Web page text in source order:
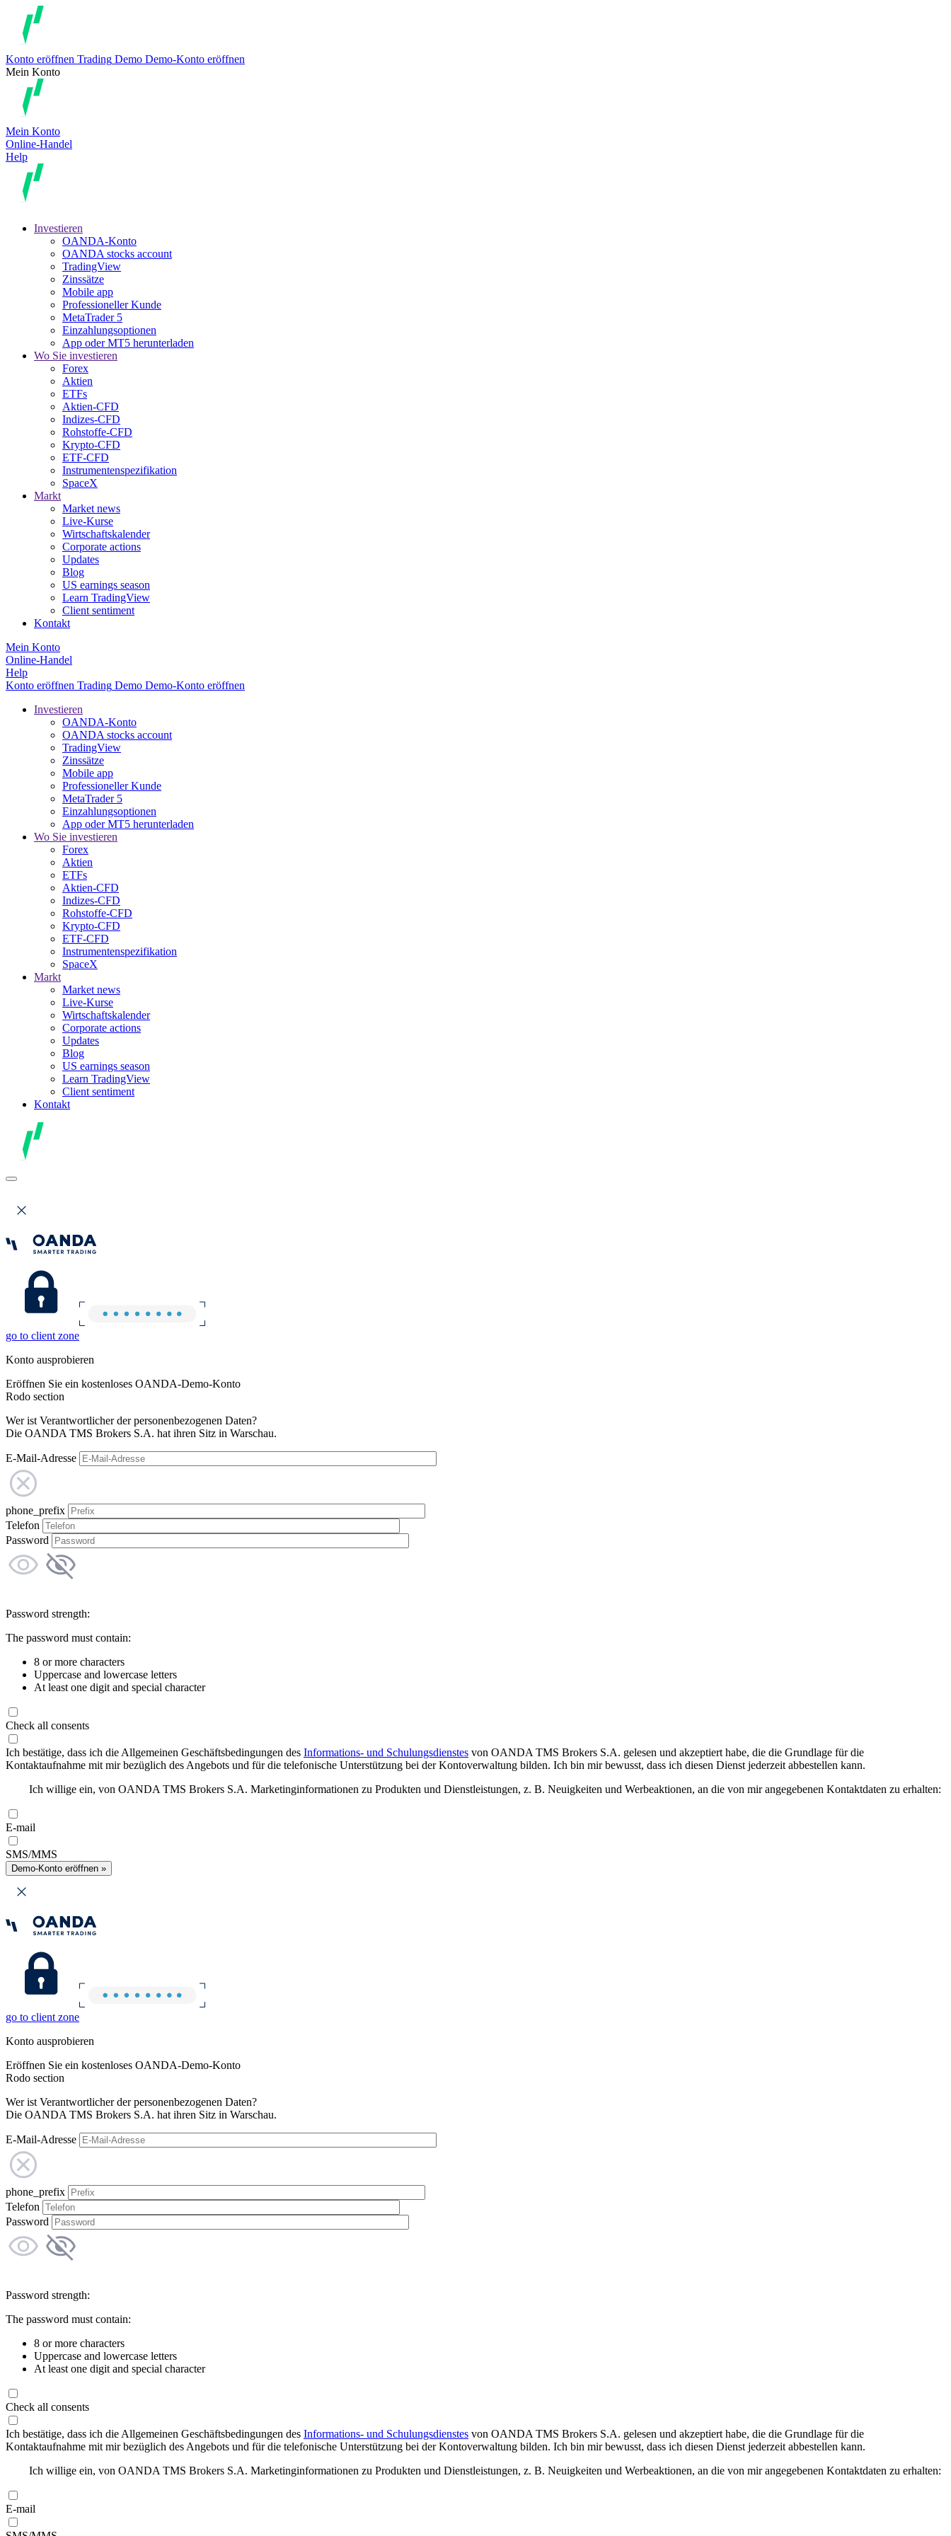
Konto eröffnen Trading Demo Demo-Konto eröffnen
Mein Konto
Mein Konto
Online-Handel
Help
Investieren
OANDA-Konto
OANDA stocks account
TradingView
Zinssätze
Mobile app
Professioneller Kunde
MetaTrader 5
Einzahlungsoptionen
App oder MT5 herunterladen
Wo Sie investieren
Forex
Aktien
ETFs
Aktien-CFD
Indizes-CFD
Rohstoffe-CFD
Krypto-CFD
ETF-CFD
Instrumentenspezifikation
SpaceX
Markt
Market news
Live-Kurse
Wirtschaftskalender
Corporate actions
Updates
Blog
US earnings season
Learn TradingView
Client sentiment
Kontakt
Mein Konto
Online-Handel
Help
Konto eröffnen Trading Demo Demo-Konto eröffnen
Investieren
OANDA-Konto
OANDA stocks account
TradingView
Zinssätze
Mobile app
Professioneller Kunde
MetaTrader 5
Einzahlungsoptionen
App oder MT5 herunterladen
Wo Sie investieren
Forex
Aktien
ETFs
Aktien-CFD
Indizes-CFD
Rohstoffe-CFD
Krypto-CFD
ETF-CFD
Instrumentenspezifikation
SpaceX
Markt
Market news
Live-Kurse
Wirtschaftskalender
Corporate actions
Updates
Blog
US earnings season
Learn TradingView
Client sentiment
Kontakt
go to client zone
Konto ausprobieren
Eröffnen Sie ein kostenloses OANDA-Demo-Konto
Rodo section
Wer ist Verantwortlicher der personenbezogenen Daten?
Die OANDA TMS Brokers S.A. hat ihren Sitz in Warschau.
E-Mail-Adresse
phone_prefix
Telefon
Password
Password strength:
The password must contain:
8 or more characters
Uppercase and lowercase letters
At least one digit and special character
Check all consents
Ich bestätige, dass ich die Allgemeinen Geschäftsbedingungen des Informations- und Schulungsdienstes von OANDA TMS Brokers S.A. gelesen und akzeptiert habe, die die Grundlage für die
Kontaktaufnahme mit mir bezüglich des Angebots und für die telefonische Unterstützung bei der Kontoverwaltung bilden. Ich bin mir bewusst, dass ich diesen Dienst jederzeit abbestellen kann.
Ich willige ein, von OANDA TMS Brokers S.A. Marketinginformationen zu Produkten und Dienstleistungen, z. B. Neuigkeiten und Werbeaktionen, an die von mir angegebenen Kontaktdaten zu erhalten:
E-mail
SMS/MMS
Demo-Konto eröffnen »
go to client zone
Konto ausprobieren
Eröffnen Sie ein kostenloses OANDA-Demo-Konto
Rodo section
Wer ist Verantwortlicher der personenbezogenen Daten?
Die OANDA TMS Brokers S.A. hat ihren Sitz in Warschau.
E-Mail-Adresse
phone_prefix
Telefon
Password
Password strength:
The password must contain:
8 or more characters
Uppercase and lowercase letters
At least one digit and special character
Check all consents
Ich bestätige, dass ich die Allgemeinen Geschäftsbedingungen des Informations- und Schulungsdienstes von OANDA TMS Brokers S.A. gelesen und akzeptiert habe, die die Grundlage für die
Kontaktaufnahme mit mir bezüglich des Angebots und für die telefonische Unterstützung bei der Kontoverwaltung bilden. Ich bin mir bewusst, dass ich diesen Dienst jederzeit abbestellen kann.
Ich willige ein, von OANDA TMS Brokers S.A. Marketinginformationen zu Produkten und Dienstleistungen, z. B. Neuigkeiten und Werbeaktionen, an die von mir angegebenen Kontaktdaten zu erhalten:
E-mail